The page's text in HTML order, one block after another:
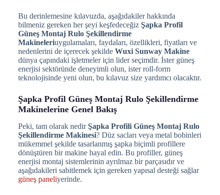
Bu derinlemesine kılavuzda, aşağıdakiler hakkında
bilmeniz gereken her şeyi keşfedeceğiz Şapka Profil
Güneş Montaj Rulo Şekillendirme
Makineleriuygulamaları, faydaları, özellikleri, fiyatları ve
nedenlerini de içerecek şekilde Wuxi Sunway Makine
dünya çapındaki işletmeler için lider seçimdir. İster güneş
enerjisi sektöründe deneyimli olun, ister roll-form
teknolojisinde yeni olun, bu kılavuz size yardımcı olacaktır.
Şapka Profil Güneş Montaj Rulo Şekillendirme
Makinelerine Genel Bakış
Peki, tam olarak nedirŞapka Profili Güneş Montaj Rulo
Şekillendirme Makinesi? Düz sacları veya metal bobinleri
mükemmel şekilde tasarlanmış şapka biçimli profillere
dönüştüren bir makine hayal edin. Bu profiller, güneş
enerjisi montaj sistemlerinin ayrılmaz bir parçasıdır ve
aşağıdakileri sabitlemek için gereken yapısal desteği sağlar
güneş paneliyerinde.